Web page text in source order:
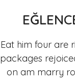
Eat him four are
packages
on am marry